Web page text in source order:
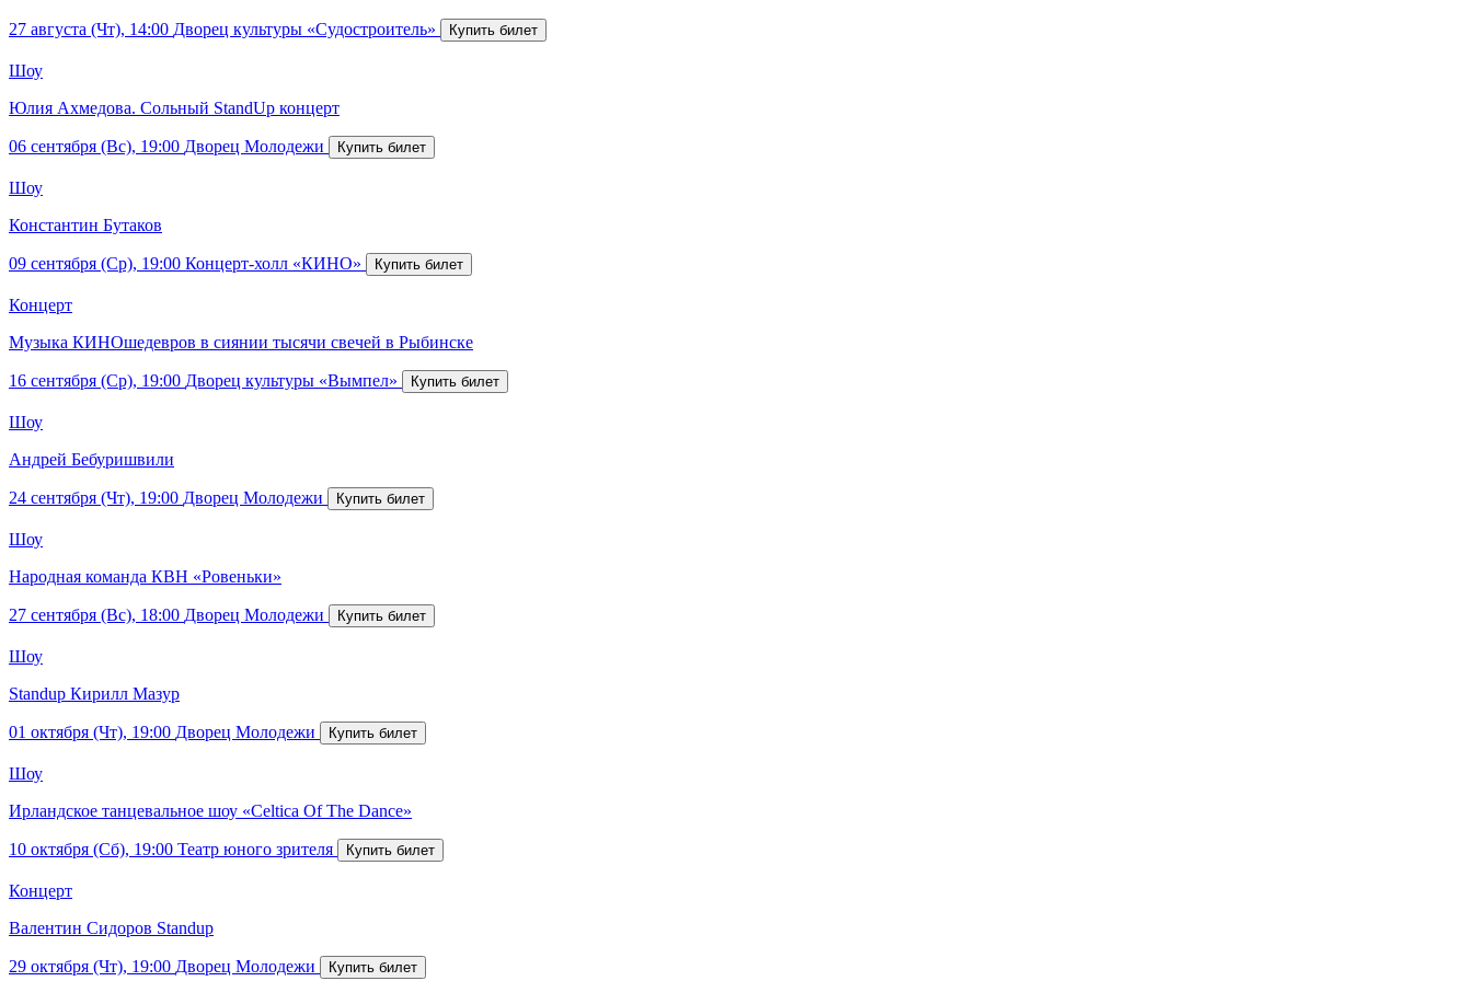
27 августа (Чт), 14:00 Дворец культуры «Судостроитель»
Шоу
Юлия Ахмедова. Сольный StandUp концерт
06 сентября (Вс), 19:00 Дворец Молодежи
Шоу
Константин Бутаков
09 сентября (Ср), 19:00 Концерт-холл «КИНО»
Концерт
Музыка КИНОшедевров в сиянии тысячи свечей в Рыбинске
16 сентября (Ср), 19:00 Дворец культуры «Вымпел»
Шоу
Андрей Бебуришвили
24 сентября (Чт), 19:00 Дворец Молодежи
Шоу
Народная команда КВН «Ровеньки»
27 сентября (Вс), 18:00 Дворец Молодежи
Шоу
Standup Кирилл Мазур
01 октября (Чт), 19:00 Дворец Молодежи
Шоу
Ирландское танцевальное шоу «Celtica Of The Dance»
10 октября (Сб), 19:00 Театр юного зрителя
Концерт
Валентин Сидоров Standup
29 октября (Чт), 19:00 Дворец Молодежи